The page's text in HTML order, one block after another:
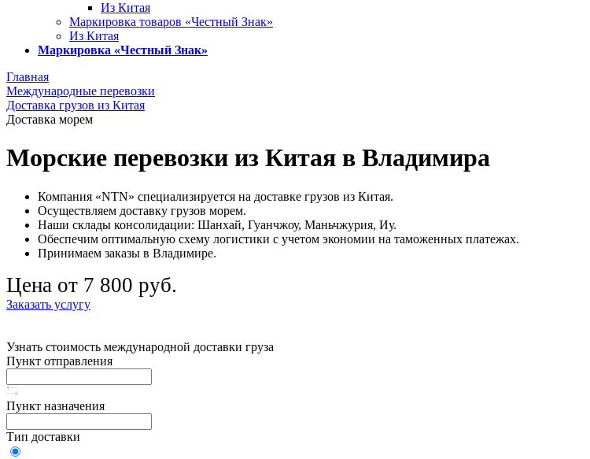
Из Китая
Маркировка товаров «Честный Знак»
Из Китая
Маркировка «Честный Знак»
Главная
Международные перевозки
Доставка грузов из Китая
Доставка морем
Морские перевозки из Китая в Владимира
Компания «NTN» специализируется на доставке грузов из Китая.
Осуществляем доставку грузов морем.
Наши склады консолидации: Шанхай, Гуанчжоу, Маньчжурия, Иу.
Обеспечим оптимальную схему логистики с учетом экономии на таможенных платежах.
Принимаем заказы в Владимире.
Цена от 7 800 руб.
Заказать услугу
Узнать стоимость международной доставки груза
Пункт отправления
Пункт назначения
Тип доставки